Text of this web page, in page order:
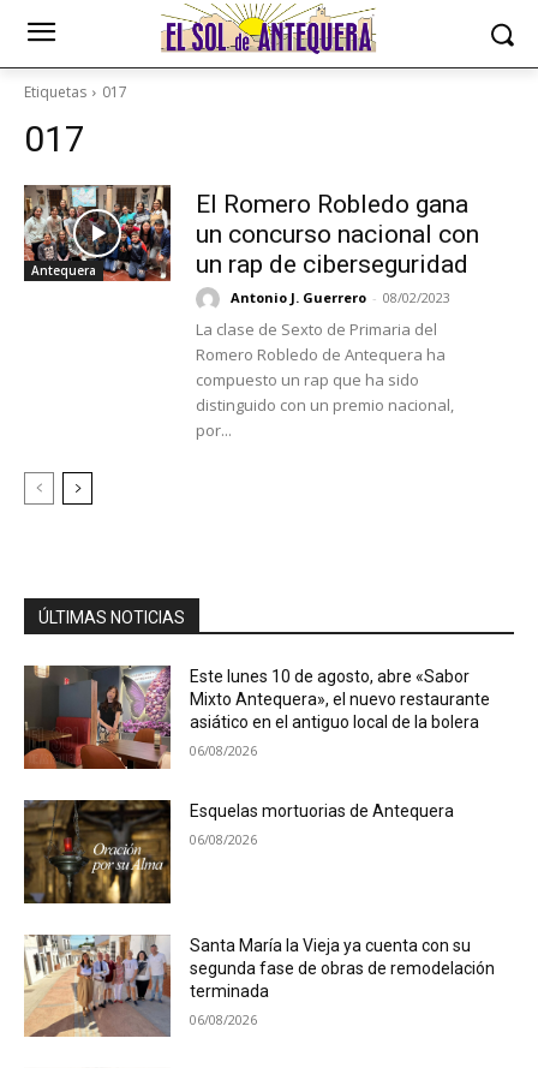
Etiquetas 017
017
Antequera
El Romero Robledo gana
un concurso nacional con
un rap de ciberseguridad
Antonio J. Guerrero - 08/02/2023
La clase de Sexto de Primaria del
Romero Robledo de Antequera ha
compuesto un rap que ha sido
distinguido con un premio nacional,
por...
ÚLTIMAS NOTICIAS
Este lunes 10 de agosto, abre «Sabor
Mixto Antequera», el nuevo restaurante
asiático en el antiguo local de la bolera
06/08/2026
Esquelas mortuorias de Antequera
06/08/2026
Santa María la Vieja ya cuenta con su
segunda fase de obras de remodelación
terminada
06/08/2026